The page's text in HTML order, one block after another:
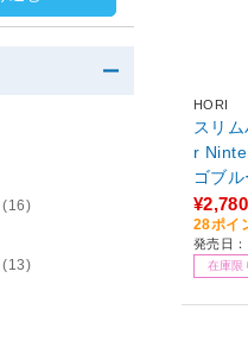
HORI
スリ
r
ゴブ
¥2,780
28ポイ
発売日
在庫限
(16)
(13)